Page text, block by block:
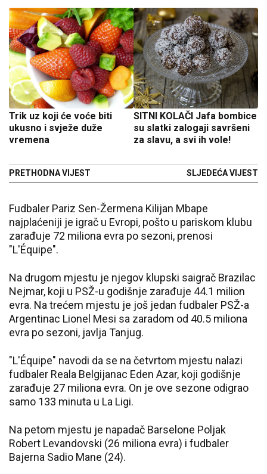
Trik uz koji će voće biti
ukusno i svježe duže
vremena
PRETHODNA VIJEST
SITNI KOLAČI Jafa bombice
su slatki zalogaji savršeni
za slavu, a svi ih vole!
SLJEDEĆA VIJEST
Fudbaler Pariz Sen-Žermena Kilijan Mbape
najplaćeniji je igrač u Evropi, pošto u pariskom klubu
zarađuje 72 miliona evra po sezoni, prenosi
"L'Équipe".
Na drugom mjestu je njegov klupski saigrač Brazilac
Nejmar, koji u PSŽ-u godišnje zarađuje 44.1 milion
evra. Na trećem mjestu je još jedan fudbaler PSŽ-a
Argentinac Lionel Mesi sa zaradom od 40.5 miliona
evra po sezoni, javlja Tanjug.
"L'Équipe" navodi da se na četvrtom mjestu nalazi
fudbaler Reala Belgijanac Eden Azar, koji godišnje
zarađuje 27 miliona evra. On je ove sezone odigrao
samo 133 minuta u La Ligi.
Na petom mjestu je napadač Barselone Poljak
Robert Levandovski (26 miliona evra) i fudbaler
Bajerna Sadio Mane (24).